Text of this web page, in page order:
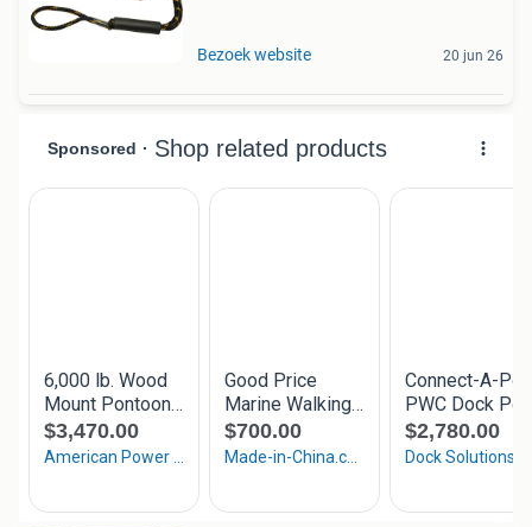
Bezoek website 20 jun 26